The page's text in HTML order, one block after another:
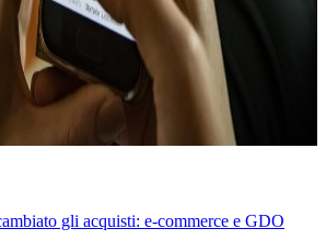
gli acquisti: e-commerce e GDO